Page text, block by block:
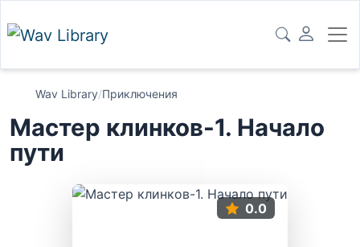
Wav Library/Приключения
Мастер клинков-1. Начало
пути
0.0